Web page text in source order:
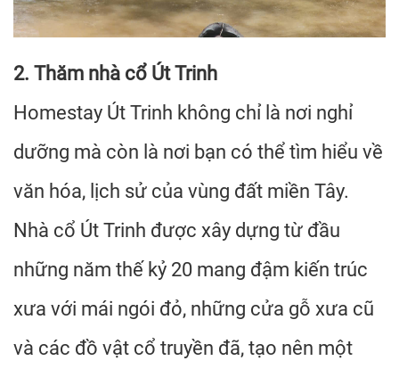
2. Thăm nhà cổ Út Trinh
Homestay Út Trinh không chỉ là nơi nghỉ
dưỡng mà còn là nơi bạn có thể tìm hiểu về
văn hóa, lịch sử của vùng đất miền Tây.
Nhà cổ Út Trinh được xây dựng từ đầu
những năm thế kỷ 20 mang đậm kiến trúc
xưa với mái ngói đỏ, những cửa gỗ xưa cũ
và các đồ vật cổ truyền đã, tạo nên một